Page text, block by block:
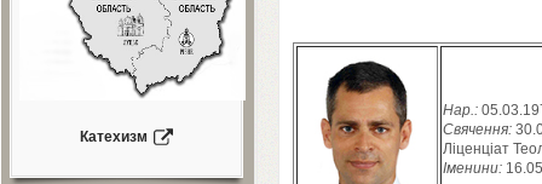
Катехизм
Нар.: 05.03.
Свячення: 30.
Ліценціат
Іменини: 16.05